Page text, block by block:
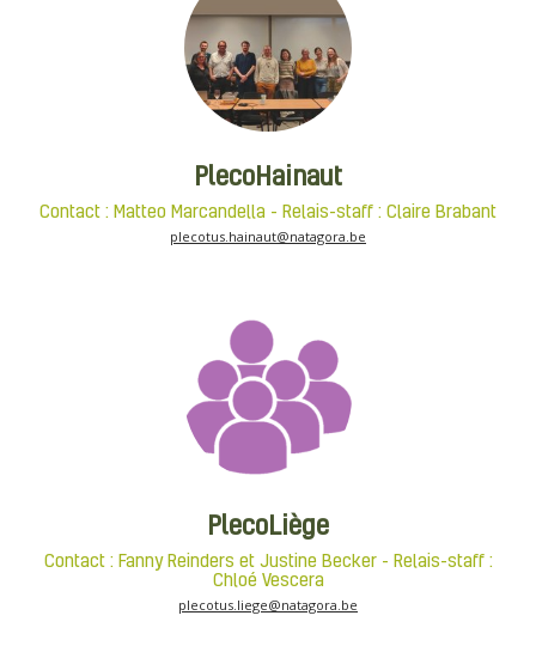
PlecoHainaut
Contact : Matteo Marcandella - Relais-staff : Claire Brabant
plecotus.hainaut@natagora.be
PlecoLiège
Contact : Fanny Reinders et Justine Becker - Relais-staff :
Chloé Vescera
plecotus.liege@natagora.be